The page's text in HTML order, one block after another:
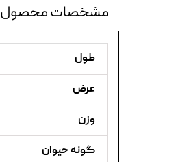
مشخصات محصول
طول
عرض
وزن
گونه حیوان